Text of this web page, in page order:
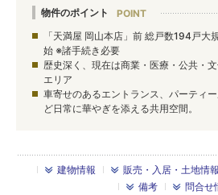
物件のポイント
「天満屋 岡山本店」前 総戸数194戸大
始 ※諸手続き必要
歴史深く、現在は商業・医療・公共・
エリア
車寄せのあるエントランス、パーティ
ど日常に華やぎを添える共用空間。
建物情報 販売・入居・土地情報
備考
問合せ